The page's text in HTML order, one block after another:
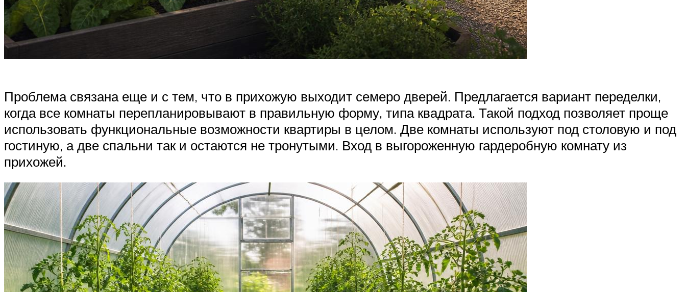
Проблема связана еще и с тем, что в прихожую выходит семеро дверей. Предлагается вариант переделки,
когда все комнаты перепланировывают в правильную форму, типа квадрата. Такой подход позволяет проще
использовать функциональные возможности квартиры в целом. Две комнаты используют под столовую и под
гостиную, а две спальни так и остаются не тронутыми. Вход в выгороженную гардеробную комнату из
прихожей.